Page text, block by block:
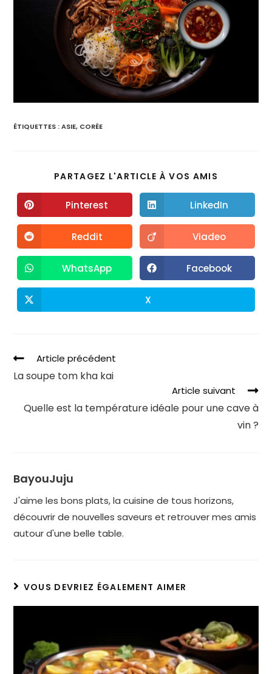
ÉTIQUETTES :ASIE, CORÉE
PARTAGEZ L'ARTICLE À VOS AMIS
Pinterest LinkedIn
Reddit Viadeo
WhatsApp Facebook
X
Article précédent
La soupe tom kha kai
Article suivant
Quelle est la température idéale pour une cave à
vin ?
BayouJuju
J'aime les bons plats, la cuisine de tous horizons,
découvrir de nouvelles saveurs et retrouver mes amis
autour d'une belle table.
VOUS DEVRIEZ ÉGALEMENT AIMER